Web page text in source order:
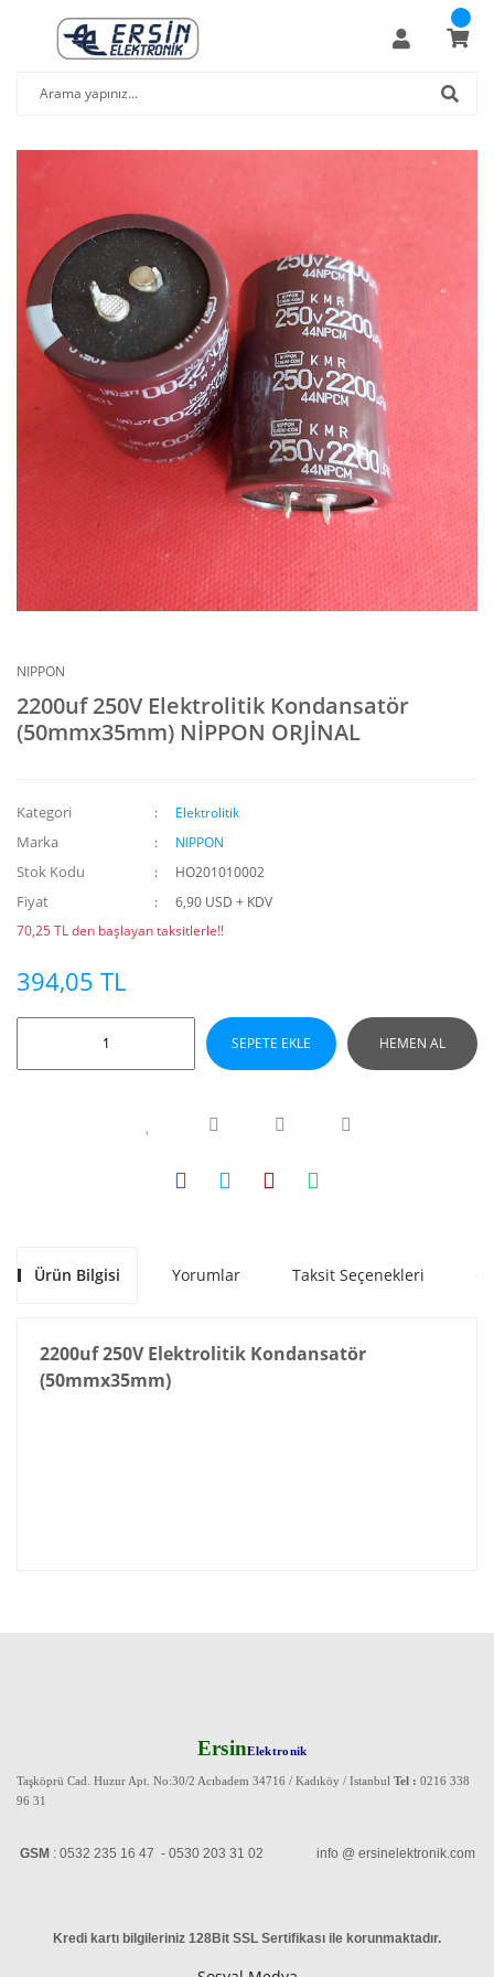
NIPPON
2200uf 250V Elektrolitik Kondansatör
(50mmx35mm) NİPPON ORJİNAL
Kategori Elektrolitik
Marka NIPPON
Stok Kodu HO201010002
Fiyat
6,90 USD + KDV
70,25 TL den başlayan taksitlerle!!
394,05 TL
SEPETE EKLE HEMEN AL
Ürün Bilgisi Yorumlar Taksit Seçenekleri
2200uf 250V Elektrolitik Kondansatör
(50mmx35mm)
ErsinElektronik
Taşköprü Cad. Huzur Apt. No:30/2 Acıbadem 34716 / Kadıköy / Istanbul Tel : 0216 338
96 31
GSM : 0532 235 16 47 - 0530 203 31 02 info @ ersinelektronik.com
Kredi kartı bilgileriniz 128Bit SSL Sertifikası ile korunmaktadır.